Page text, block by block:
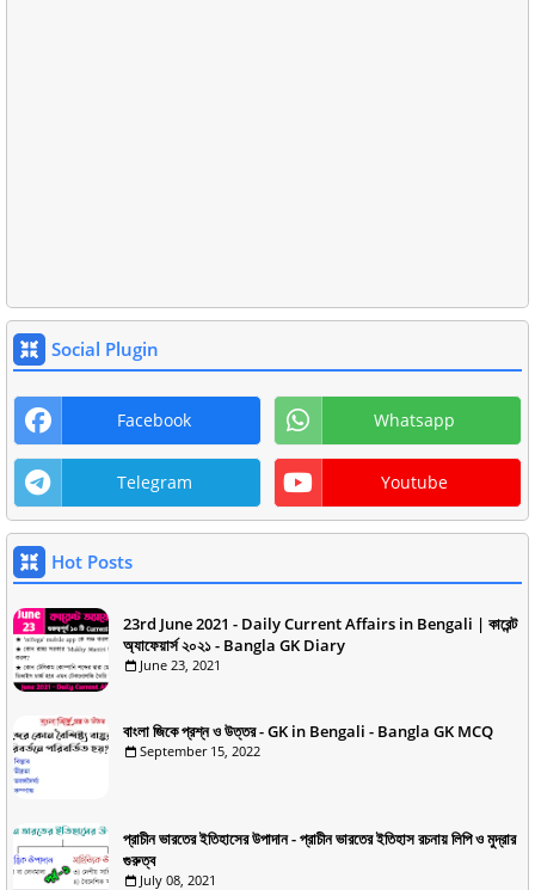
Social Plugin
Facebook Whatsapp
Telegram Youtube
Hot Posts
23rd June 2021 - Daily Current Affairs in Bengali | কারেন্ট
অ্যাফেয়ার্স ২০২১ - Bangla GK Diary
June 23, 2021
বাংলা জিকে প্রশ্ন ও উত্তর - GK in Bengali - Bangla GK MCQ
September 15, 2022
প্রাচীন ভারতের ইতিহাসের উপাদান - প্রাচীন ভারতের ইতিহাস রচনায় লিপি ও মুদ্রার
গুরুত্ব
July 08, 2021